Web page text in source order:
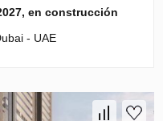
en construcción
- UAE